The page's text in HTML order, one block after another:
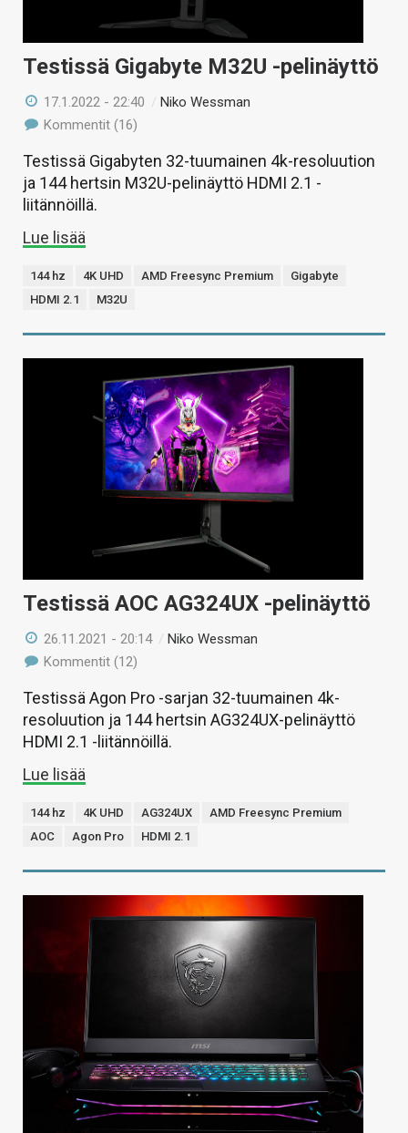
Testissä Gigabyte M32U -pelinäyttö
17.1.2022 - 22:40 /Niko Wessman
Kommentit (16)
Testissä Gigabyten 32-tuumainen 4k-resoluution
ja 144 hertsin M32U-pelinäyttö HDMI 2.1 -
liitännöillä.
Lue lisää
144 hz 4K UHD AMD Freesync Premium
Gigabyte
HDMI 2.1
M32U
Testissä AOC AG324UX -pelinäyttö
26.11.2021 - 20:14 /Niko Wessman
Kommentit (12)
Testissä Agon Pro -sarjan 32-tuumainen 4k-
resoluution ja 144 hertsin AG324UX-pelinäyttö
HDMI 2.1 -liitännöillä.
Lue lisää
144 hz 4K UHD AG324UX
AMD Freesync Premium
AOC
Agon Pro HDMI 2.1